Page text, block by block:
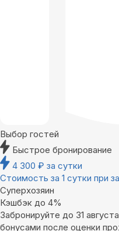
Выбор гостей
Быстрое бронирование
4 300 ₽ за сутки
Стоимость за 1 сутки при
Суперхозяин
Кэшбэк до 4%
Забронируйте до 31
бонусами после оценки